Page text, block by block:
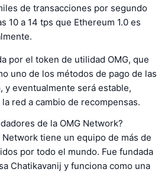
de transacciones por segundo
10 a 14 tps que Ethereum 1.0 es
por el token de utilidad OMG, que
uno de los métodos de pago de las
y eventualmente será estable,
red a cambio de recompensas.
de la OMG Network?
Network tiene un equipo de más de
por todo el mundo. Fue fundada
Chatikavanij y funciona como una